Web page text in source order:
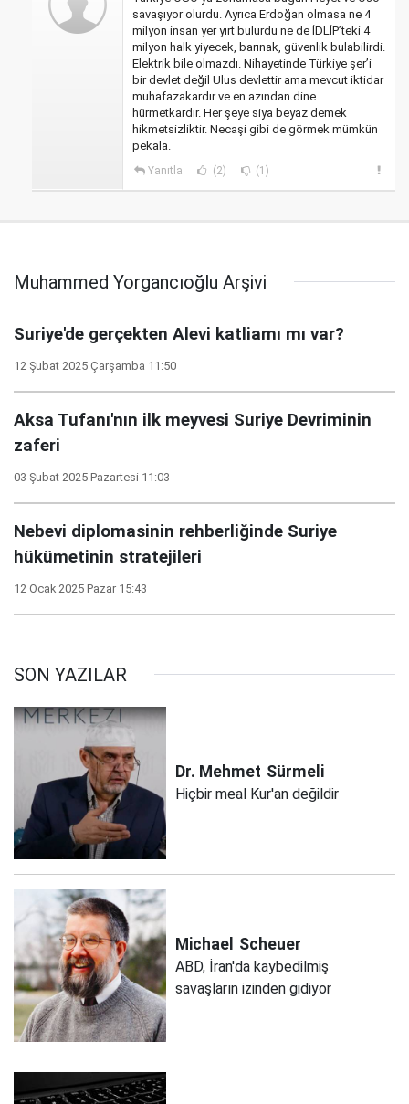
savaşıyor olurdu. Ayrıca Erdoğan olmasa ne 4
milyon insan yer yırt bulurdu ne de İDLİP’teki 4
milyon halk yiyecek, barınak, güvenlik bulabilirdi.
Elektrik bile olmazdı. Nihayetinde Türkiye şer’i
bir devlet değil Ulus devlettir ama mevcut iktidar
muhafazakardır ve en azından dine
hürmetkardır. Her şeye siya beyaz demek
hikmetsizliktir. Necaşi gibi de görmek mümkün
pekala.
Yanıtla (2) (1)
Muhammed Yorgancıoğlu Arşivi
Suriye'de gerçekten Alevi katliamı mı var?
12 Şubat 2025 Çarşamba 11:50
Aksa Tufanı'nın ilk meyvesi Suriye Devriminin
zaferi
03 Şubat 2025 Pazartesi 11:03
Nebevi diplomasinin rehberliğinde Suriye
hükümetinin stratejileri
12 Ocak 2025 Pazar 15:43
SON YAZILAR
Dr. Mehmet Sürmeli
Hiçbir meal Kur'an değildir
Michael Scheuer
ABD, İran'da kaybedilmiş
savaşların izinden gidiyor